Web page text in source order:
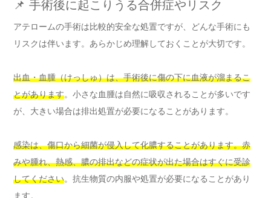
📌 手術後に起こりうる合併症やリスク
アテロームの手術は比較的安全な処置ですが、どんな手術にも
リスクは伴います。あらかじめ理解しておくことが大切です。
出血・血腫（けっしゅ）は、手術後に傷の下に血液が溜まるこ
とがあります。小さな血腫は自然に吸収されることが多いです
が、大きい場合は排出処置が必要になることがあります。
感染は、傷口から細菌が侵入して化膿することがあります。赤
みや腫れ、熱感、膿の排出などの症状が出た場合はすぐに受診
してください。抗生物質の内服や処置が必要になることがあり
ます。